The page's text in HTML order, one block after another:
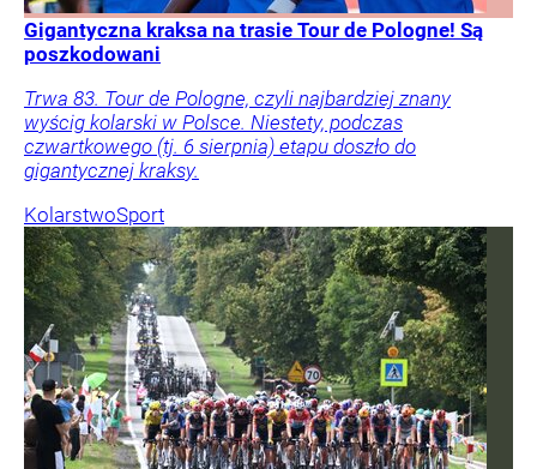
Gigantyczna kraksa na trasie Tour de Pologne! Są
poszkodowani
Trwa 83. Tour de Pologne, czyli najbardziej znany
wyścig kolarski w Polsce. Niestety, podczas
czwartkowego (tj. 6 sierpnia) etapu doszło do
gigantycznej kraksy.
KolarstwoSport